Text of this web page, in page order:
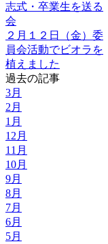
志式・卒業生を送る
会
２月１２日（金）委
員会活動でビオラを
植えました
過去の記事
3月
2月
1月
12月
11月
10月
9月
8月
7月
6月
5月